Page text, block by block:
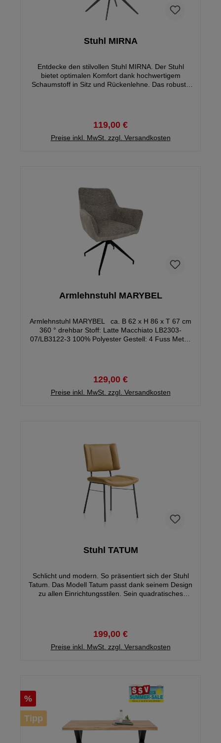
Stuhl MIRNA
Entdecke den stilvollen Stuhl MIRNA. Der Stuhl
bietet optimalen Komfort dank hochwertigem
Schaumstoff in Sitz und Rückenlehne. Das robuste
119,00 €
Preise inkl. MwSt. zzgl. Versandkosten
Armlehnstuhl MARYBEL
Armlehnstuhl MARYBEL ca. B 62 x H 86 x T 67 cm
360 ° drehbar Stoff: Latte Macchiato LB2303-
07/LB3122-3 100% Polyester Gestell: 4 Fuss Metall
129,00 €
Preise inkl. MwSt. zzgl. Versandkosten
Stuhl TATUM
Schlicht und modern. So präsentiert sich der Stuhl
Tatum. Das Modell Tatum passt dank seinem Design
zu allen Einrichtungsstilen. Sein quadratisches
199,00 €
Preise inkl. MwSt. zzgl. Versandkosten
%
Tipp